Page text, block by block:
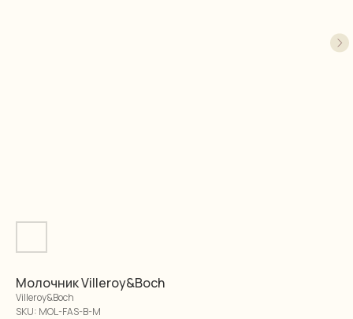
Молочник Villeroy&Boch
Villeroy&Boch
SKU: MOL-FAS-B-M